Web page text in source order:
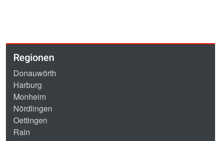
Regionen
Donauwörth
Harburg
Monheim
Nördlingen
Oettingen
Rain